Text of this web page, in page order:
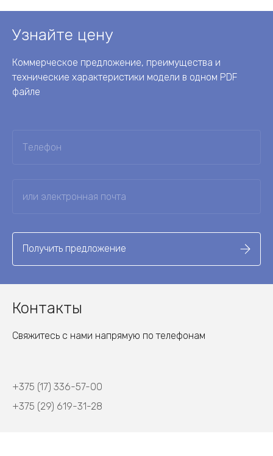
Узнайте цену
Коммерческое предложение, преимущества и
технические характеристики модели в одном PDF
файле
Получить предложение
Контакты
Свяжитесь с нами напрямую по телефонам
+375 (17) 336-57-00
+375 (29) 619-31-28